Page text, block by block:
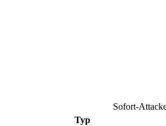
Sofort-
Typ